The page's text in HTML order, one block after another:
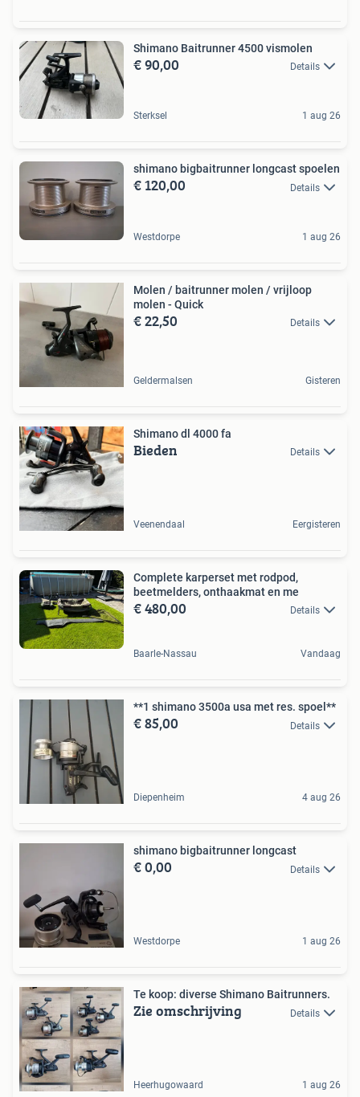
Shimano Baitrunner 4500 vismolen
€ 90,00 Details
Sterksel 1 aug 26
shimano bigbaitrunner longcast spoelen
€ 120,00 Details
Westdorpe 1 aug 26
Molen / baitrunner molen / vrijloop
molen - Quick
€ 22,50 Details
Geldermalsen Gisteren
Shimano dl 4000 fa
Bieden Details
Veenendaal Eergisteren
Complete karperset met rodpod,
beetmelders, onthaakmat en me
€ 480,00 Details
Baarle-Nassau Vandaag
**1 shimano 3500a usa met res. spoel**
€ 85,00 Details
Diepenheim 4 aug 26
shimano bigbaitrunner longcast
€ 0,00 Details
Westdorpe 1 aug 26
Te koop: diverse Shimano Baitrunners.
Zie omschrijving Details
Heerhugowaard 1 aug 26